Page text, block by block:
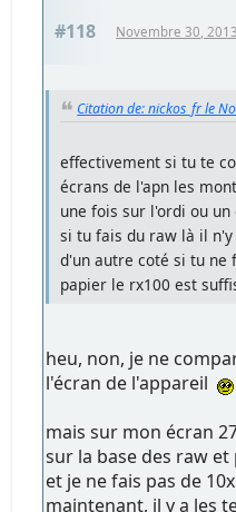
#118 Novembre 30,
Citation de: nickos_fr le
effectivement si tu te
écrans de l'apn les
une fois sur l'ordi ou
si tu fais du raw là il
d'un autre coté si tu ne
papier le rx100 est
heu, non, je ne
l'écran de l'appareil
mais sur mon écran
sur la base des raw et
et je ne fais pas de
maintenant, il y a les